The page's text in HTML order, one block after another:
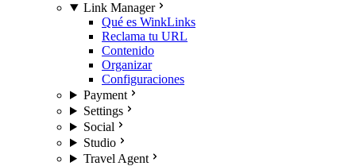
Link Manager
Qué es WinkLinks
Reclama tu URL
Contenido
Organizar
Configuraciones
Payment
Settings
Social
Studio
Travel Agent